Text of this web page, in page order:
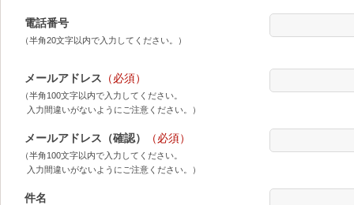
電話番号
（半角20文字以内で入力してください。）
メールアドレス （必須）
（半角100文字以内で入力してください。
入力間違いがないようにご注意ください。）
メールアドレス（確認） （必須）
（半角100文字以内で入力してください。
入力間違いがないようにご注意ください。）
件名